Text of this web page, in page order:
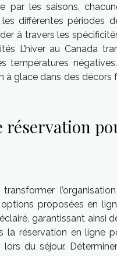
par les saisons,
différentes périodes
à travers les
L’hiver au Canada
températures
à glace dans des décors
proposées en
garantissant ainsi
la réservation en ligne
du séjour.